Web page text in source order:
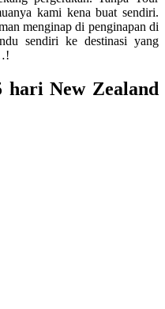
kami kena buat sendiri.
menginap di penginapan di
sendiri ke destinasi yang
New Zealand